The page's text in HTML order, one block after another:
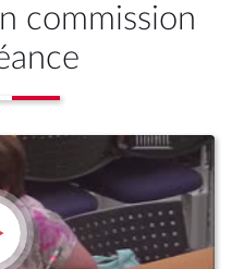
commission